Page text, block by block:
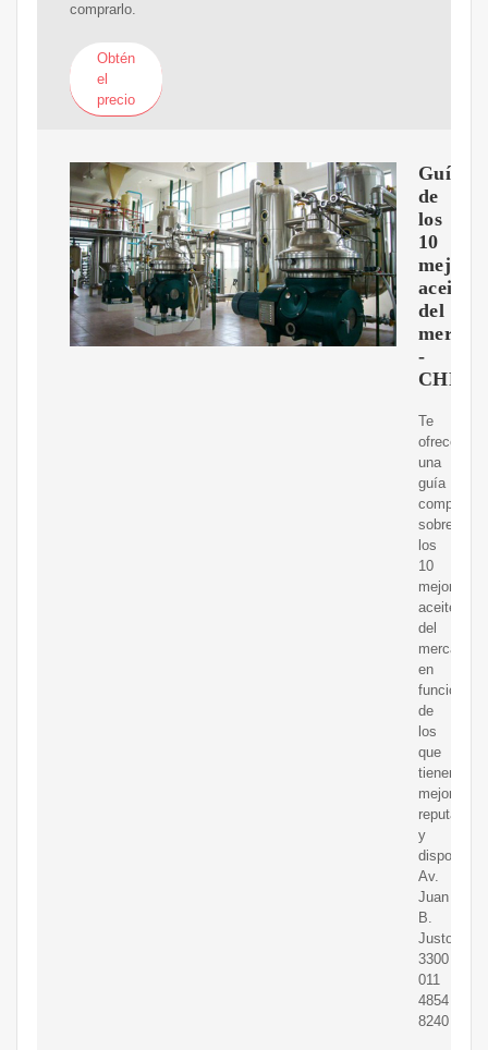
comprarlo.
Obtén
el
precio
Guía
de
los
10
mejores
aceites
del
-
Te
ofrecemos
una
guía
completa
sobre
los
10
mejores
aceites
del
mercado,
en
función
de
los
que
tienen
mejor
reputación
y
Av.
Juan
B.
Justo
3300
011
4854
8240